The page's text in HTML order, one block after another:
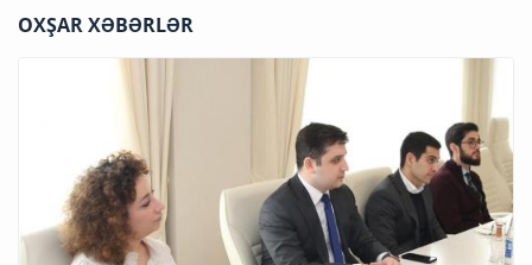
OXŞAR XƏBƏRLƏR